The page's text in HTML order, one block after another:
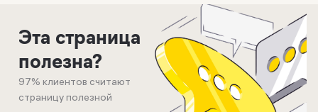
Эта страница
полезна?
97% клиентов считают
страницу полезной